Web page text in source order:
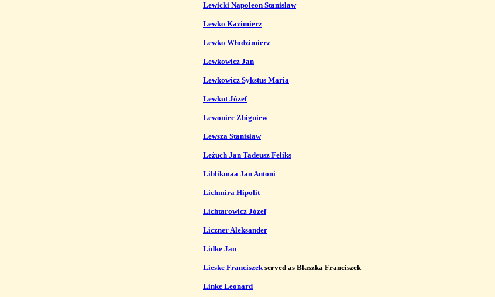
Lewicki Napoleon Stanisław
Lewko Kazimierz
Lewko Włodzimierz
Lewkowicz Jan
Lewkowicz Sykstus Maria
Lewkut Józef
Lewoniec Zbigniew
Lewsza Stanisław
Leżuch Jan Tadeusz Feliks
Liblikmaa Jan Antoni
Lichmira Hipolit
Lichtarowicz Józef
Liczner Aleksander
Lidke Jan
Lieske Franciszek served as Blaszka Franciszek
Linke Leonard